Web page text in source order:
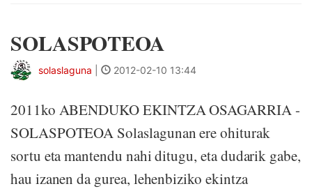
SOLASPOTEOA
solaslaguna 2012-02-10 13:44
2011ko ABENDUKO EKINTZA OSAGARRIA -
SOLASPOTEOA Solaslagunan ere ohiturak
sortu eta mantendu nahi ditugu, eta dudarik gabe,
hau izanen da gurea, lehenbiziko ekintza